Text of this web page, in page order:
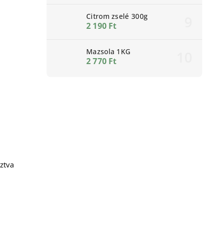
Citrom zselé 300g
2 190 Ft
Mazsola 1KG
2 770 Ft